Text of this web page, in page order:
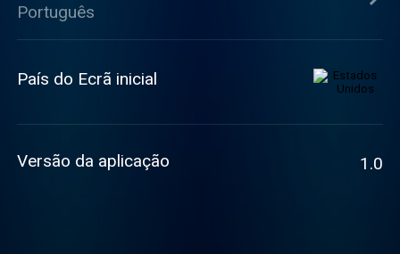
Português
País do Ecrã inicial
Versão da aplicação 1.0